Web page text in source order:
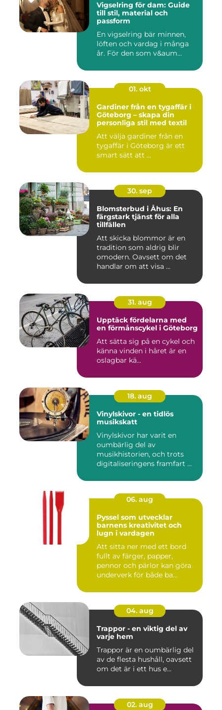
Vigselring för dam: Guide
till stil, material och
passform
En vigselring bär minnen,
löften och vardag i många
år. För den som v&aum...
01. okt
Gardiner från en tygaffär i
Göteborg – skapa din
personliga stil med textil
Att välja gardiner från en
tygaffär i Göteborg är ett
smart sätt att ...
30. sep
Blomsterbud i Åhus: En
färgstark tjänst för alla
tillfällen
Att skicka blommor är en
tradition som aldrig blir
omodern. Oavsett om det
handlar om att visa ...
31. aug
Upptäck fördelarna med
en förmånscykel i Göteborg
Att sätta sig på en cykel och
känna vinden i håret är en
oslagbar kä...
18. aug
Vinylskivor - en tidlös
musikskatt
Vinylskivor har varit en
oumbärlig del av
musikhistorien, och trots
digitaliseringens framfart ...
06. aug
Pyssel som utvecklar
barnens kreativitet och
lugn i vardagen
Att sitta ner med ett bord
fullt av färger, papper,
pennor och pärlor kan göra
underverk för både ba...
04. aug
Trappor - en viktig del av
varje hem
Trappor är en oumbärlig del
av de flesta hushåll, oavsett
om det är i ett hus e...
02. aug